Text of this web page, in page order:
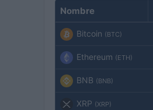
Nombre
Bitcoin (BTC)
Ethereum (ETH)
BNB (BNB)
XRP (XRP)